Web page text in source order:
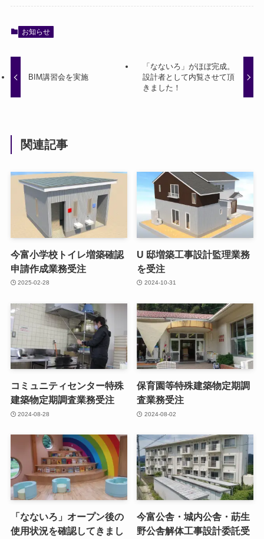
お知らせ
BIM講習会を実施
「なないろ」がほぼ完成。
設計者として内覧させて頂
きました！
関連記事
今富⼩学校トイレ増築確認
申請作成業務受注
2025-02-28
U 邸増築⼯事設計監理業務
を受注
2024-10-31
コミュニティセンター特殊
建築物定期調査業務受注
2024-08-28
保育園等特殊建築物定期調
査業務受注
2024-08-02
「なないろ」オープン後の
使用状況を確認してきまし
今富公舎・城内公舎・莇⽣
野公舎解体⼯事設計委託受